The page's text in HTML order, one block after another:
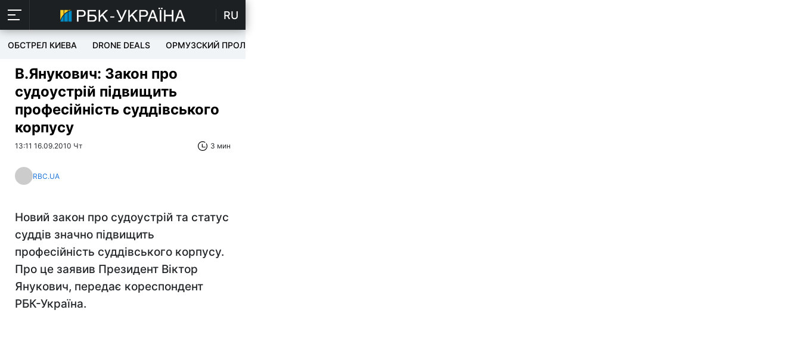
RU
ОБСТРЕЛ КИЕВА DRONE DEALS ОРМУЗСКИЙ ПРОЛИВ
В.Янукович: Закон про
судоустрій підвищить
професійність суддівського
корпусу
13:11 16.09.2010 Чт 3 мин
RBC.UA
Новий закон про судоустрій та статус
суддів значно підвищить
професійність суддівського корпусу.
Про це заявив Президент Віктор
Янукович, передає кореспондент
РБК-Україна.